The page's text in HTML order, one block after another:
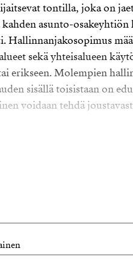
tontilla, joka on
asunto-osakeyhtiön
Hallinnanjakosopimus
sekä yhteisalueen
erikseen. Molempien
sisällä toisistaan on
voidaan tehdä
Kauniaisten Tohtorin
rakennusoikeuden
tarvittavat
kohdistuvia
540 000 euroa.